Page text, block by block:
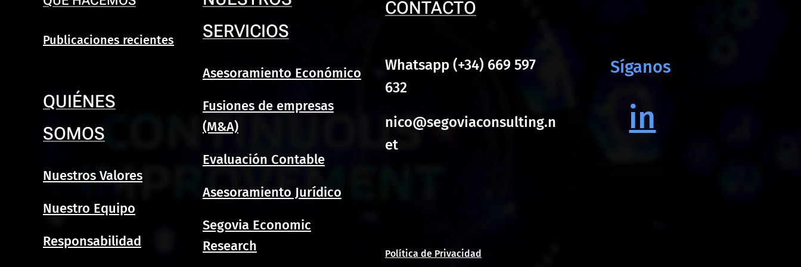
Publicaciones recientes
QUIÉNES
SOMOS
Nuestros Valores
Nuestro Equipo
Responsabilidad
SERVICIOS
Asesoramiento Económico
Fusiones de empresas
(M&A)
Evaluación Contable
Asesoramiento Jurídico
Segovia Economic
Research
CONTACTO
Whatsapp (+34) 669 597
632
nico@segoviaconsulting.n
et
Política de Privacidad
Síganos
in